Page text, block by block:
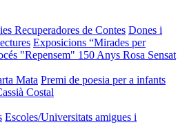
Recuperadores de Contes Dones i
Exposicions “Mirades per
"Repensem" 150 Anys Rosa Sensat
Mata Premi de poesia per a infants
Costal
Escoles/Universitats amigues i